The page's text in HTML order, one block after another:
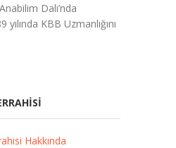
Dalı’nda
KBB Uzmanlığını
Hakkında